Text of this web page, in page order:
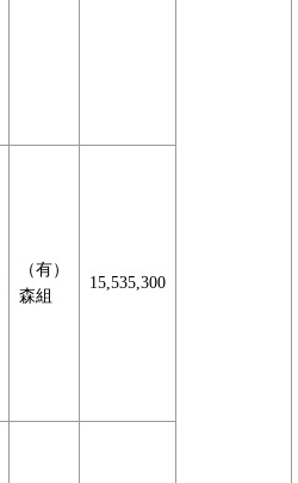
（有）
森組
15,535,300